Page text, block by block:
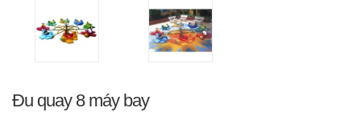
Đu quay 8 máy bay